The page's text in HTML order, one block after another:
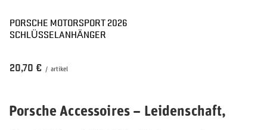
PORSCHE MOTORSPORT 2026
SCHLÜSSELANHÄNGER
20,70 € / artikel
Porsche Accessoires – Leidenschaft,